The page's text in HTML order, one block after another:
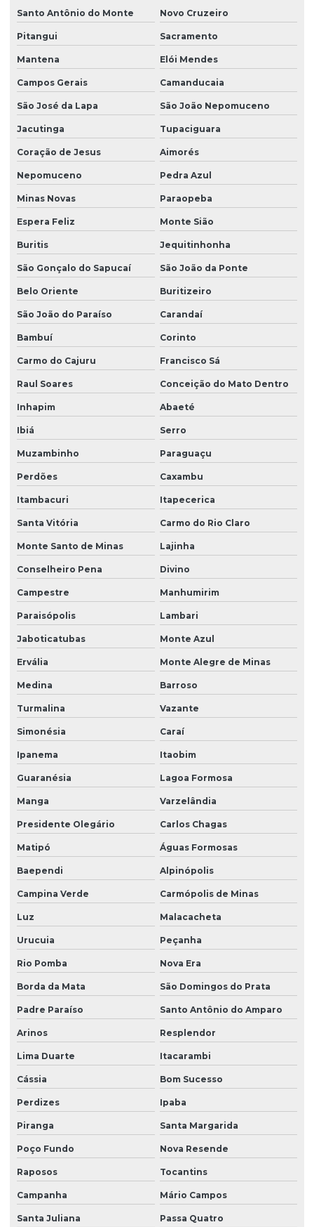
Santo Antônio do Monte Novo Cruzeiro
Pitangui Sacramento
Mantena Elói Mendes
Campos Gerais Camanducaia
São José da Lapa São João Nepomuceno
Jacutinga Tupaciguara
Coração de Jesus Aimorés
Nepomuceno Pedra Azul
Minas Novas Paraopeba
Espera Feliz Monte Sião
Buritis Jequitinhonha
São Gonçalo do Sapucaí São João da Ponte
Belo Oriente Buritizeiro
São João do Paraíso Carandaí
Bambuí Corinto
Carmo do Cajuru Francisco Sá
Raul Soares Conceição do Mato Dentro
Inhapim Abaeté
Ibiá Serro
Muzambinho Paraguaçu
Perdões Caxambu
Itambacuri Itapecerica
Santa Vitória Carmo do Rio Claro
Monte Santo de Minas Lajinha
Conselheiro Pena Divino
Campestre Manhumirim
Paraisópolis Lambari
Jaboticatubas Monte Azul
Ervália Monte Alegre de Minas
Medina Barroso
Turmalina Vazante
Simonésia Caraí
Ipanema Itaobim
Guaranésia Lagoa Formosa
Manga Varzelândia
Presidente Olegário Carlos Chagas
Matipó Águas Formosas
Baependi Alpinópolis
Campina Verde Carmópolis de Minas
Luz Malacacheta
Urucuia Peçanha
Rio Pomba Nova Era
Borda da Mata São Domingos do Prata
Padre Paraíso Santo Antônio do Amparo
Arinos Resplendor
Lima Duarte Itacarambi
Cássia Bom Sucesso
Perdizes Ipaba
Piranga Santa Margarida
Poço Fundo Nova Resende
Raposos Tocantins
Campanha Mário Campos
Santa Juliana Passa Quatro